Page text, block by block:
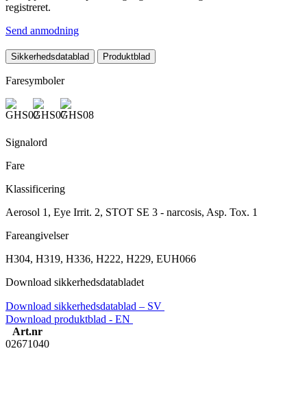
registreret.
Send anmodning
Sikkerhedsdatablad Produktblad
Faresymboler
Signalord
Fare
Klassificering
Aerosol 1, Eye Irrit. 2, STOT SE 3 - narcosis, Asp. Tox. 1
Fareangivelser
H304, H319, H336, H222, H229, EUH066
Download sikkerhedsdatabladet
Download sikkerhedsdatablad – SV
Download produktblad - EN
Art.nr
02671040